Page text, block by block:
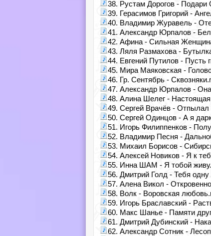
38. Рустам Дорогов -
39. Герасимов Григорий -
40. Владимир Журавель -
41. Александр Юрпалов -
42. Афина - Сильная
43. Ляля Размахова -
44. Евгений Путилов - Пусть
45. Мира Маяковская -
46. Гр. Сентябрь -
47. Александр Юрпалов -
48. Алина Шелег -
49. Сергей Врачёв - Отпылал
50. Сергей Одинцов - А я
51. Игорь Филиппенков -
52. Владимир Песня -
53. Михаил Борисов -
54. Алексей Новиков - Я к
55. Инна ШАМ - Я тобой
56. Дмитрий Голд - Тебя
57. Алена Викол -
58. Волк - Воровская
59. Игорь Браславский -
60. Макс Шанье - Памяти
61. Дмитрий Дубинский -
62. Александр Сотник -